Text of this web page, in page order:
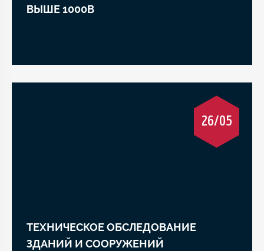
ВЫШЕ 1000В
26/05
ТЕХНИЧЕСКОЕ ОБСЛЕДОВАНИЕ
ЗДАНИЙ И СООРУЖЕНИЙ